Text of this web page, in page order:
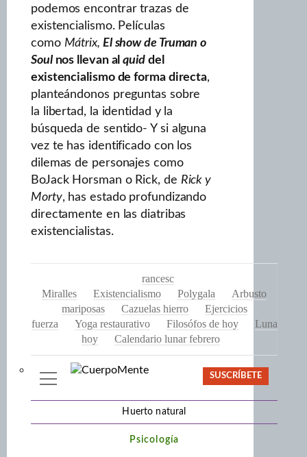
podemos encontrar trazas de
existencialismo. Películas
como Mátrix, El show de Truman o
Soulnos llevan alquid del
existencialismo de forma directa,
planteándonos preguntas sobre
la libertad, la identidad y la
búsqueda de sentido- Y si alguna
vez te has identificado con los
dilemas de personajes como
BoJack Horsman o Rick, de Rick y
Morty, has estado profundizando
directamente en las diatribas
existencialistas.
rancesc
Miralles
Existencialismo Polygala
Arbusto
mariposas
Cazuelas hierro
Ejercicios
fuerza
Yoga restaurativo Filosófos de hoy
Luna
hoy
Calendario lunar febrero
SUSCRÍBETE
Huerto natural
Psicología